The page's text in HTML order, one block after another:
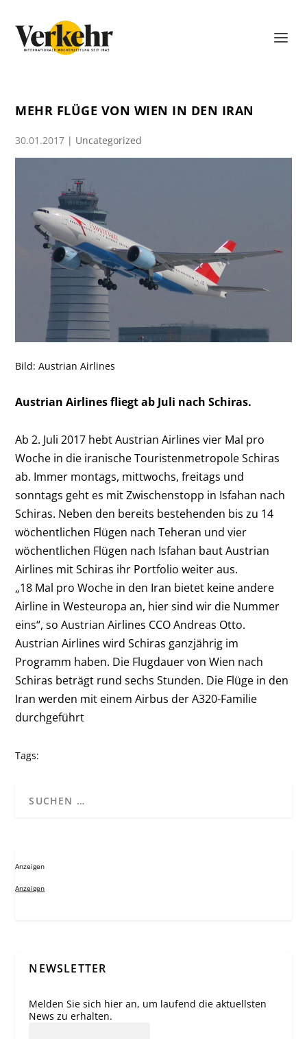
MEHR FLÜGE VON WIEN IN DEN IRAN
30.01.2017 | Uncategorized
Bild: Austrian Airlines
Austrian Airlines fliegt ab Juli nach Schiras.
Ab 2. Juli 2017 hebt Austrian Airlines vier Mal pro
Woche in die iranische Touristenmetropole Schiras
ab. Immer montags, mittwochs, freitags und
sonntags geht es mit Zwischenstopp in Isfahan nach
Schiras. Neben den bereits bestehenden bis zu 14
wöchentlichen Flügen nach Teheran und vier
wöchentlichen Flügen nach Isfahan baut Austrian
Airlines mit Schiras ihr Portfolio weiter aus.
„18 Mal pro Woche in den Iran bietet keine andere
Airline in Westeuropa an, hier sind wir die Nummer
eins“, so Austrian Airlines CCO Andreas Otto.
Austrian Airlines wird Schiras ganzjährig im
Programm haben. Die Flugdauer von Wien nach
Schiras beträgt rund sechs Stunden. Die Flüge in den
Iran werden mit einem Airbus der A320-Familie
durchgeführt
Tags:
Anzeigen
Anzeigen
NEWSLETTER
Melden Sie sich hier an, um laufend die aktuellsten
News zu erhalten.